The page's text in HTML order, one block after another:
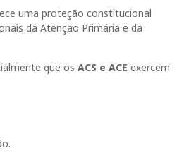
uma proteção constitucional
da Atenção Primária e da
que os ACS e ACE exercem